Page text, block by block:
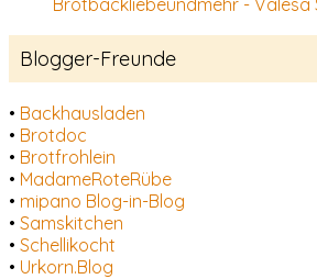
Blogger-Freunde
• Backhausladen
• Brotdoc
• Brotfrohlein
• MadameRoteRübe
• mipano Blog-in-Blog
• Samskitchen
• Schellikocht
• Urkorn.Blog